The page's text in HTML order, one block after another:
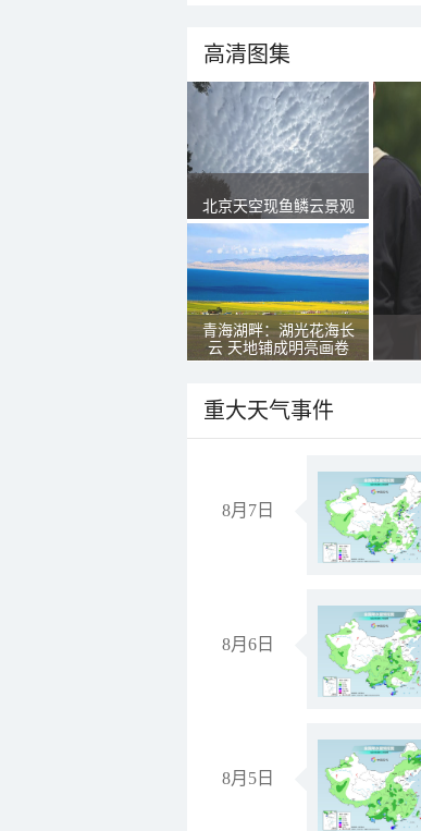
高清图集
北京天空现鱼鳞云景观
青海湖畔：湖光花海长
云 天地铺成明亮画卷
重大天气事件
8月7日
8月6日
8月5日